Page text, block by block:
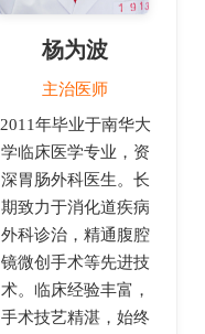
杨为波
主治医师
2011年毕业于南华大
学临床医学专业，资
深胃肠外科医生。长
期致力于消化道疾病
外科诊治，精通腹腔
镜微创手术等先进技
术。临床经验丰富，
手术技艺精湛，始终